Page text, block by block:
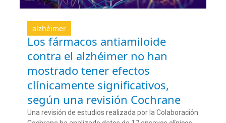
alzhéimer
Los fármacos antiamiloide
contra el alzhéimer no han
mostrado tener efectos
clínicamente significativos,
según una revisión Cochrane
Una revisión de estudios realizada por la Colaboración